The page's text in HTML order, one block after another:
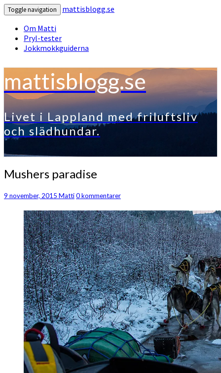
Toggle navigation
mattisblogg.se
Om Matti
Pryl-tester
Jokkmokkguiderna
mattisblogg.se
Livet i Lappland med friluftsliv
och slädhundar.
Mushers
paradise
Mushers paradise
9 november, 2015 MattiKommentarer
0 kommentarer